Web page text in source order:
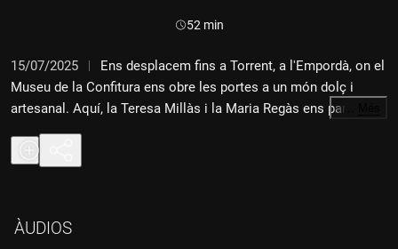
Durada:
52 min
15/07/2025
Ens desplacem fins a Torrent, a l'Empordà, on el
Museu de la Confitura ens obre les portes a un món dolç i
artesanal. Aquí, la Teresa Millàs i la Maria Regàs ens parlen del
llegat que ens va deixar la Georgina Regàs, amb les
melmelades i confitures que fan amb passió, amb fruita de
temporada i receptes que respecten el temps i el sabor.
clàssiques fins a combinacions sorprenents, ens parlen d'una
cultura que estima el detall i la paciència; un lloc on cada fruita
…
ÀUDIOS